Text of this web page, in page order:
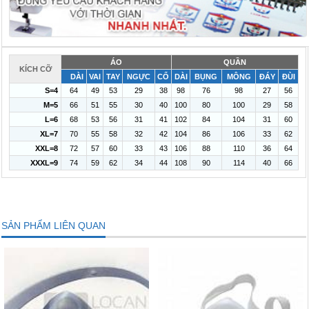
KÍCH CỠ
ÁO
QUẦN
DÀI
VAI TAY NGỰC CỔ DÀI BỤNG MÔNG ĐÁY
ĐÙI
S=4
64 49 53 29 38 98 76 98 27
56
M=5
66 51 55 30 40 100 80 100 29
58
L=6
68 53 56 31 41 102 84 104 31
60
XL=7
70 55 58 32 42 104 86 106 33
62
XXL=8
72 57 60 33 43 106 88 110 36
64
XXXL=9
74 59 62 34 44 108 90 114 40 66
SẢN PHẨM LIÊN QUAN